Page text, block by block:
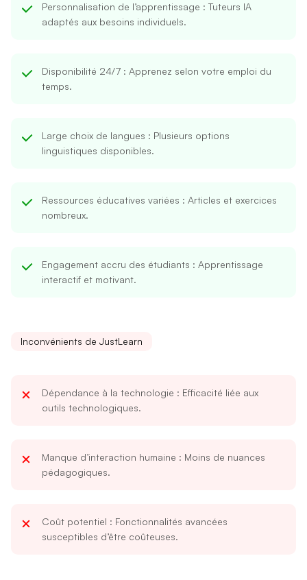
Personnalisation de l’apprentissage : Tuteurs IA
adaptés aux besoins individuels.
Disponibilité 24/7 : Apprenez selon votre emploi du
temps.
Large choix de langues : Plusieurs options
linguistiques disponibles.
Ressources éducatives variées : Articles et exercices
nombreux.
Engagement accru des étudiants : Apprentissage
interactif et motivant.
Inconvénients de JustLearn
Dépendance à la technologie : Efficacité liée aux
outils technologiques.
Manque d’interaction humaine : Moins de nuances
pédagogiques.
Coût potentiel : Fonctionnalités avancées
susceptibles d’être coûteuses.